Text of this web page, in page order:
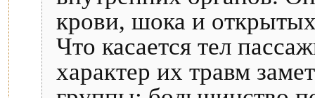
крови, шока и
Что касается тел
характер их травм